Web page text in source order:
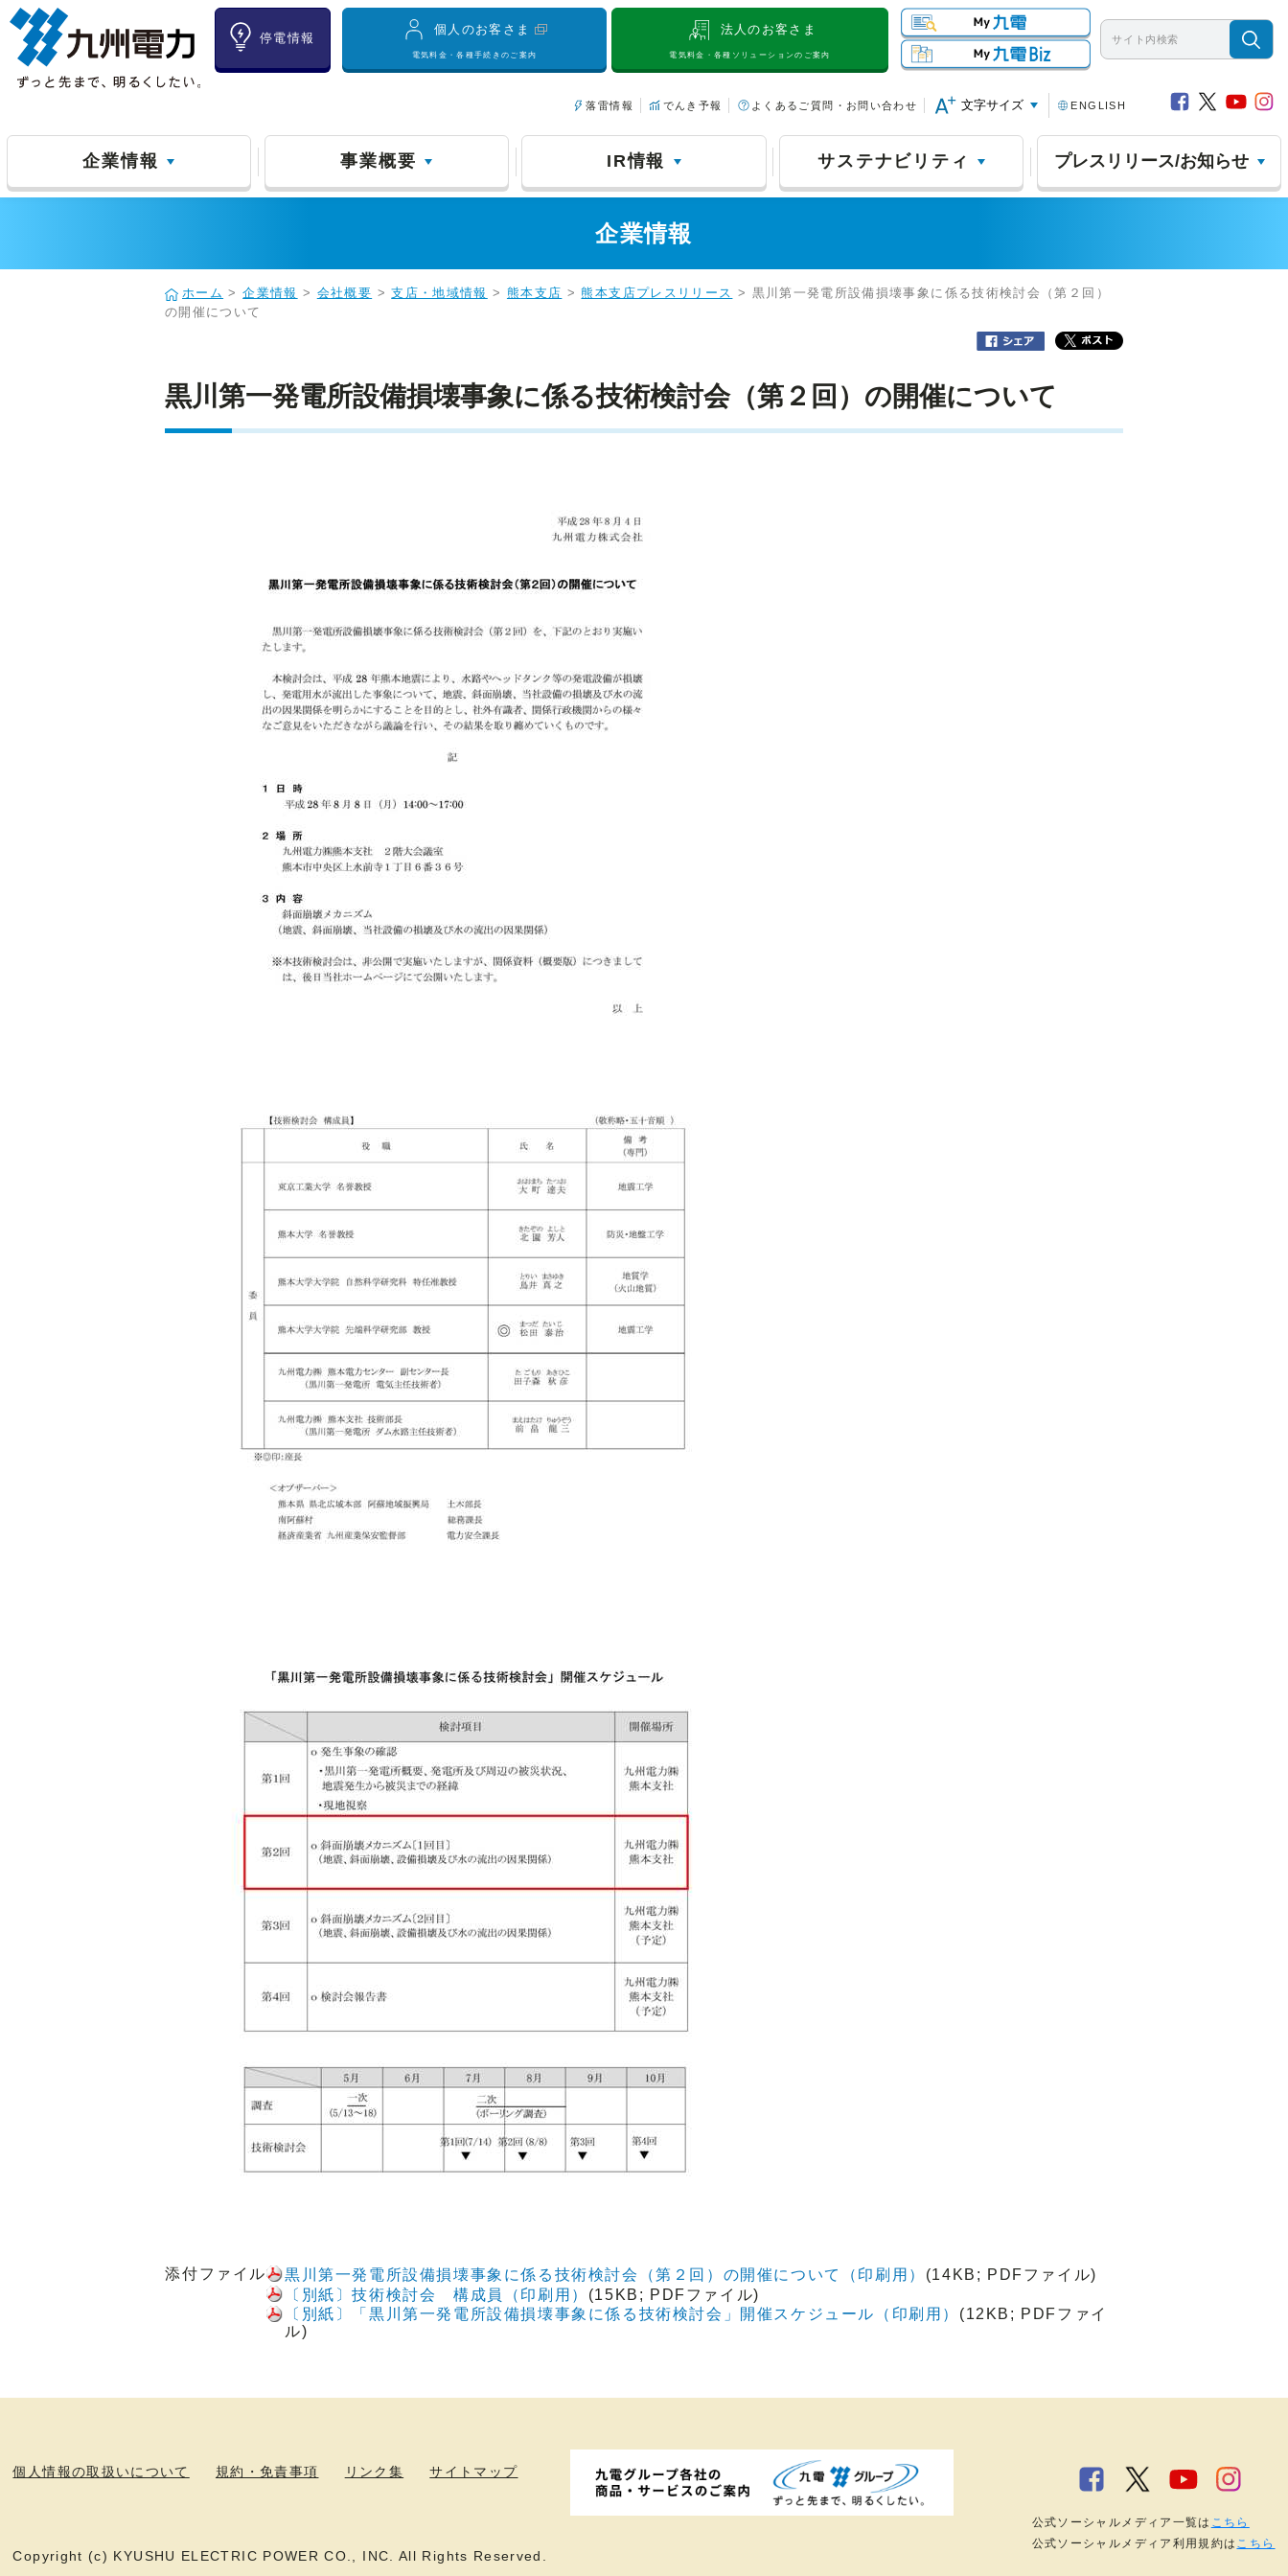
停電情報
個人のお客さま
電気料金・各種手続きのご案内
法人のお客さま
電気料金・各種ソリューションのご案内
落雷情報 でんき予報 よくあるご質問・お問い合わせ 文字サイズ ENGLISH
企業情報 事業概要 IR情報 サステナビリティ プレスリリース/お知らせ
企業情報
ホーム >企業情報 > 会社概要 >支店・地域情報 > 熊本支店 >熊本支店プレスリリース > 黒川第一発電所設備損壊事象に係る技術検討会（第２回）
の開催について
黒川第一発電所設備損壊事象に係る技術検討会（第２回）の開催について
添付ファイル 黒川第一発電所設備損壊事象に係る技術検討会（第２回）の開催について（印刷用） (14KB; PDFファイル)
〔別紙〕技術検討会 構成員（印刷用） (15KB; PDFファイル)
〔別紙〕「黒川第一発電所設備損壊事象に係る技術検討会」開催スケジュール（印刷用） (12KB; PDFファイ
ル)
個人情報の取扱いについて 規約・免責事項 リンク集 サイトマップ
Copyright (c) KYUSHU ELECTRIC POWER CO., INC. All Rights Reserved.
公式ソーシャルメディア一覧は こちら
公式ソーシャルメディア利用規約は こちら